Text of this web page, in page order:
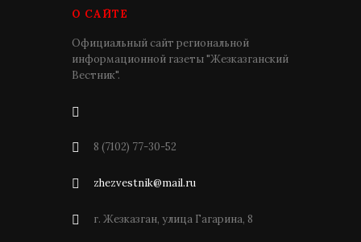
О САЙТЕ
Официальный сайт региональной
информационной газеты "Жезказганский
Вестник".
8 (7102) 77-30-52
zhezvestnik@mail.ru
г. Жезказган, улица Гагарина, 8